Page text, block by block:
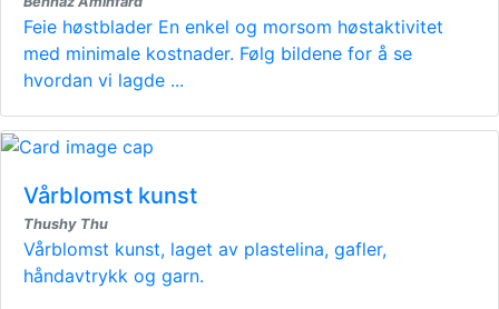
Feie høstblader En enkel og morsom høstaktivitet
med minimale kostnader. Følg bildene for å se
hvordan vi lagde ...
Vårblomst kunst
Thushy Thu
Vårblomst kunst, laget av plastelina, gafler,
håndavtrykk og garn.